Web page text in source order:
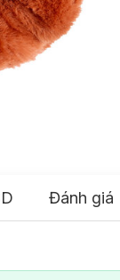
Đánh giá